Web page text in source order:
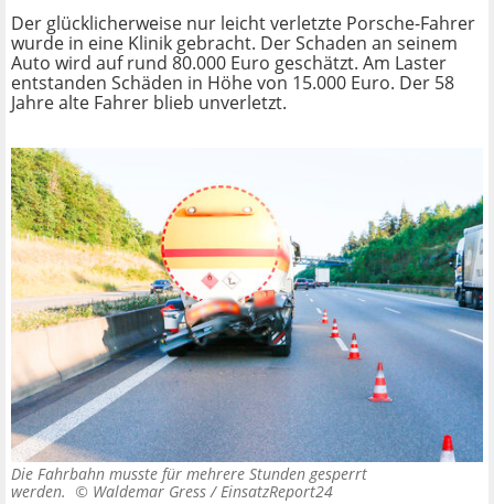
Der glücklicherweise nur leicht verletzte Porsche-Fahrer
wurde in eine Klinik gebracht. Der Schaden an seinem
Auto wird auf rund 80.000 Euro geschätzt. Am Laster
entstanden Schäden in Höhe von 15.000 Euro. Der 58
Jahre alte Fahrer blieb unverletzt.
Die Fahrbahn musste für mehrere Stunden gesperrt
werden. © Waldemar Gress / EinsatzReport24